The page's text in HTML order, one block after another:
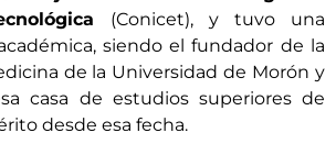
(Conicet), y tuvo una
siendo el fundador de la
de la Universidad de Morón y
casa de estudios superiores de
desde esa fecha.